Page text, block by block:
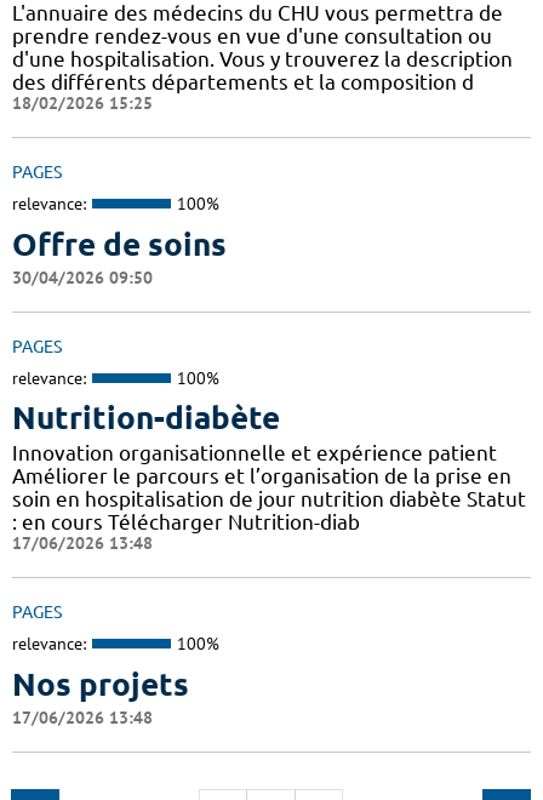
L'annuaire des médecins du CHU vous permettra de
prendre rendez-vous en vue d'une consultation ou
d'une hospitalisation. Vous y trouverez la description
des différents départements et la composition d
18/02/2026 15:25
PAGES
relevance: 100%
Offre de soins
30/04/2026 09:50
PAGES
relevance: 100%
Nutrition-diabète
Innovation organisationnelle et expérience patient
Améliorer le parcours et l’organisation de la prise en
soin en hospitalisation de jour nutrition diabète Statut
: en cours Télécharger Nutrition-diab
17/06/2026 13:48
PAGES
relevance: 100%
Nos projets
17/06/2026 13:48